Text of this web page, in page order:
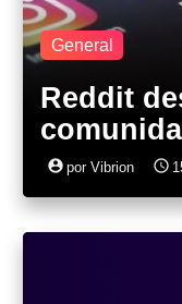
General
Reddit
account_circle por Vibrion access_time